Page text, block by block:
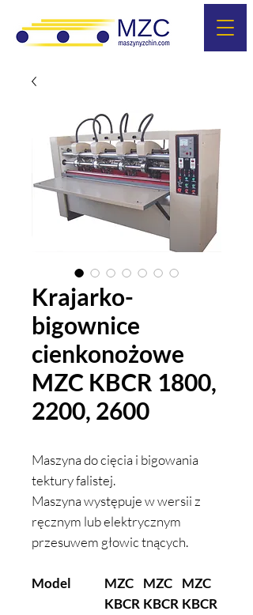
Krajarko-
bigownice
cienkonożowe
MZC KBCR 1800,
2200, 2600
Maszyna do cięcia i bigowania
tektury falistej.
Maszyna występuje w wersii z
ręcznym lub elektrycznym
przesuwem głowic tnących.
Model
MZC
KBCR
MZC
KBCR
MZC
KBCR